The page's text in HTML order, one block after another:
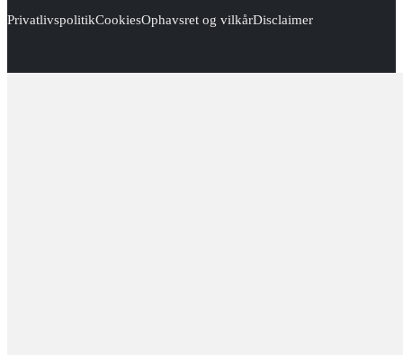
PrivatlivspolitikCookiesOphavsret og vilkårDisclaimer